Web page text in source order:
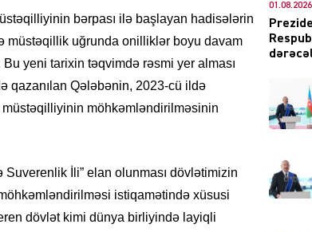
bərpası ilə başlayan hadisələrin
müstəqillik uğrunda onilliklər boyu davam
yeni tarixin təqvimdə rəsmi yer alması
qazanılan Qələbənin, 2023-cü ildə
möhkəmləndirilməsinin
İli” elan olunması dövlətimizin
istiqamətində xüsusi
dövlət kimi dünya birliyində layiqli
01.08.2026